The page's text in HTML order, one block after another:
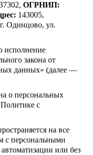
ОГРНИП:
143005,
Одинцово, ул.
исполнение
закона от
данных» (далее —
о персональных
с
на все
с персональными
или без